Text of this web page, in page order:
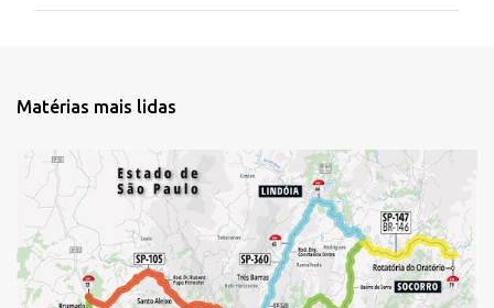
t
i
o
s
Matérias mais lidas